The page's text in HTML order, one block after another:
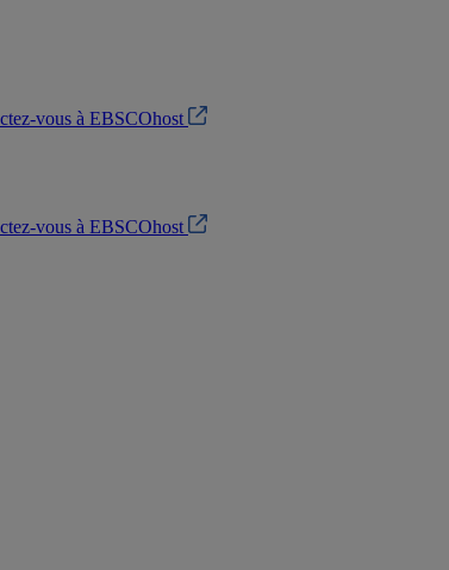
vous à EBSCOhost
vous à EBSCOhost